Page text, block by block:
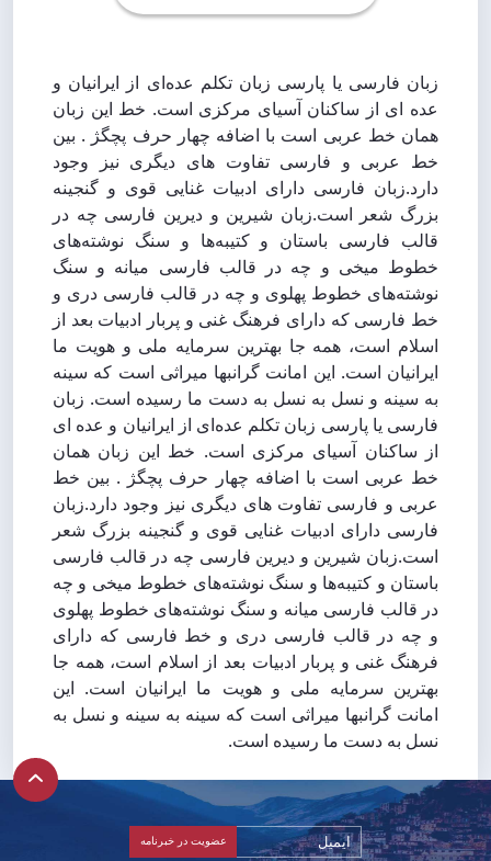
زبان فارسی یا پارسی زبان تکلم عده‌ای از ایرانیان و
عده ای از ساکنان آسیای مرکزی است. خط این زبان
همان خط عربی است با اضافه چهار حرف پچگژ . بین
خط عربی و فارسی تفاوت های دیگری نیز وجود
دارد.زبان فارسی دارای ادبیات غنایی قوی و گنجینه
بزرگ شعر است.زبان شیرین و دیرین فارسی چه در
قالب فارسی باستان و کتیبه‌ها و سنگ نوشته‌های
خطوط میخی و چه در قالب فارسی میانه و سنگ
نوشته‌های خطوط پهلوی و چه در قالب فارسی دری و
خط فارسی که دارای فرهنگ غنی و پربار ادبیات بعد از
اسلام است، همه جا بهترین سرمایه ملی و هویت ما
ایرانیان است. این امانت گرانبها میراثی است که سینه
به سینه و نسل به نسل به دست ما رسیده است. زبان
فارسی یا پارسی زبان تکلم عده‌ای از ایرانیان و عده ای
از ساکنان آسیای مرکزی است. خط این زبان همان
خط عربی است با اضافه چهار حرف پچگژ . بین خط
عربی و فارسی تفاوت های دیگری نیز وجود دارد.زبان
فارسی دارای ادبیات غنایی قوی و گنجینه بزرگ شعر
است.زبان شیرین و دیرین فارسی چه در قالب فارسی
باستان و کتیبه‌ها و سنگ نوشته‌های خطوط میخی و چه
در قالب فارسی میانه و سنگ نوشته‌های خطوط پهلوی
و چه در قالب فارسی دری و خط فارسی که دارای
فرهنگ غنی و پربار ادبیات بعد از اسلام است، همه جا
بهترین سرمایه ملی و هویت ما ایرانیان است. این
امانت گرانبها میراثی است که سینه به سینه و نسل به
نسل به دست ما رسیده است.